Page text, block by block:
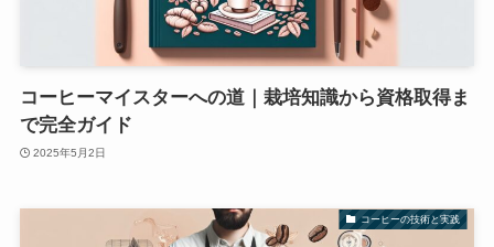
コーヒーマイスターへの道｜栽培知識から資格取得ま
で完全ガイド
2025年5月2日
コーヒーの技術と実践